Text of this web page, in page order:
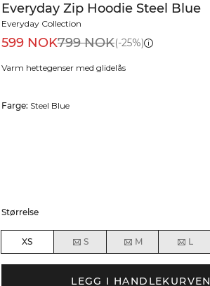
Everyday Zip Hoodie Steel Blue
Everyday Collection
599 NOK799 NOK(-25%)
Varm hettegenser med glidelås
Farge: Steel Blue
Størrelse
XS S M L
LEGG I HANDLEKURVEN